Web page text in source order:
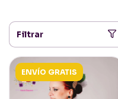
Filtrar
ENVÍO GRATIS